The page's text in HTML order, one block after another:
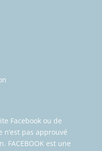
Facebook ou de
n’est pas approuvé
FACEBOOK est une